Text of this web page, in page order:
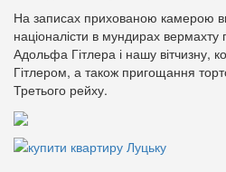
На записах прихованою камерою
націоналісти в мундирах
Адольфа Гітлера і нашу вітчизну,
Гітлером, а також пригощання
Третього рейху.